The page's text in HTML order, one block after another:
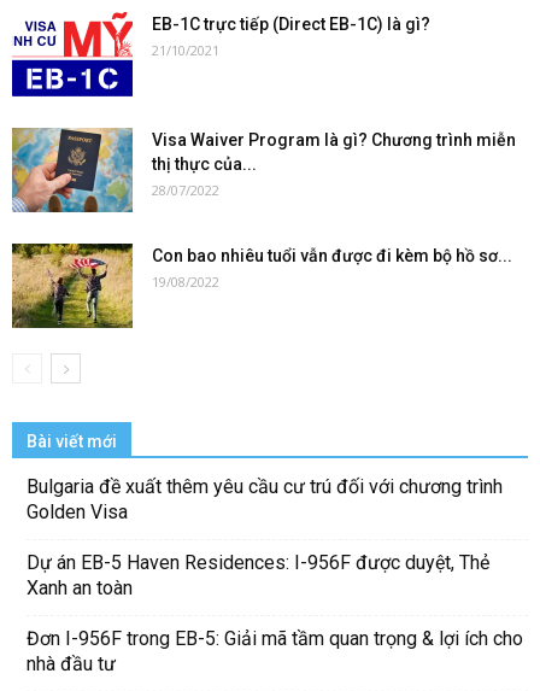
EB-1C trực tiếp (Direct EB-1C) là gì?
21/10/2021
Visa Waiver Program là gì? Chương trình miễn
thị thực của...
28/07/2022
Con bao nhiêu tuổi vẫn được đi kèm bộ hồ sơ...
19/08/2022
Bài viết mới
Bulgaria đề xuất thêm yêu cầu cư trú đối với chương trình
Golden Visa
Dự án EB-5 Haven Residences: I-956F được duyệt, Thẻ
Xanh an toàn
Đơn I-956F trong EB-5: Giải mã tầm quan trọng & lợi ích cho
nhà đầu tư